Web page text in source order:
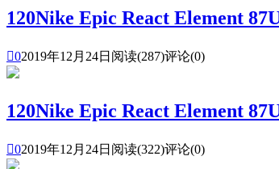
120Nike Epic React Element
02019年12月24日 阅读(287)评论(0)
120Nike Epic React Element
02019年12月24日 阅读(322)评论(0)